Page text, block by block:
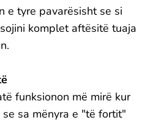
e tyre pavarësisht se si
komplet aftësitë tuaja
funksionon më mirë kur
sa mënyra e "të fortit"